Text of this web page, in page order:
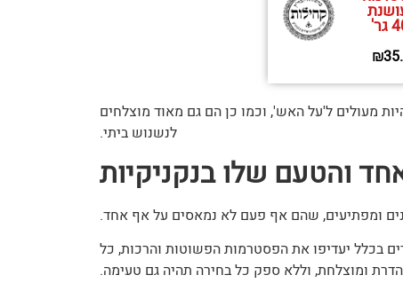
₪
מעולים ל'על האש', וכמו כן הם גם מאוד מוצלחים
לנשנוש ביתי.
והטעם שלו בנקניקיות
ומפתיעים, שהם אף פעם לא נמאסים על אף אחד.
בכלל יעדיפו את הפסטרמות הפשוטות והרכות, כל
ומוצלחת, וללא ספק כל בחירה תהיה גם טעימה.